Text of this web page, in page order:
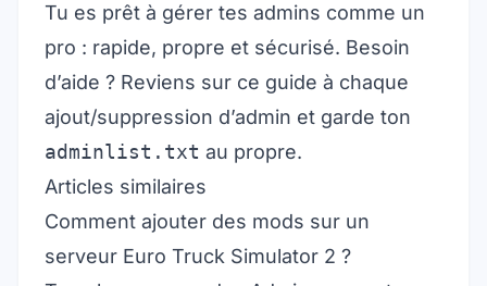
Tu es prêt à gérer tes admins comme un
pro : rapide, propre et sécurisé. Besoin
d’aide ? Reviens sur ce guide à chaque
ajout/suppression d’admin et garde ton
adminlist.txt au propre.
Articles similaires
Comment ajouter des mods sur un
serveur Euro Truck Simulator 2 ?